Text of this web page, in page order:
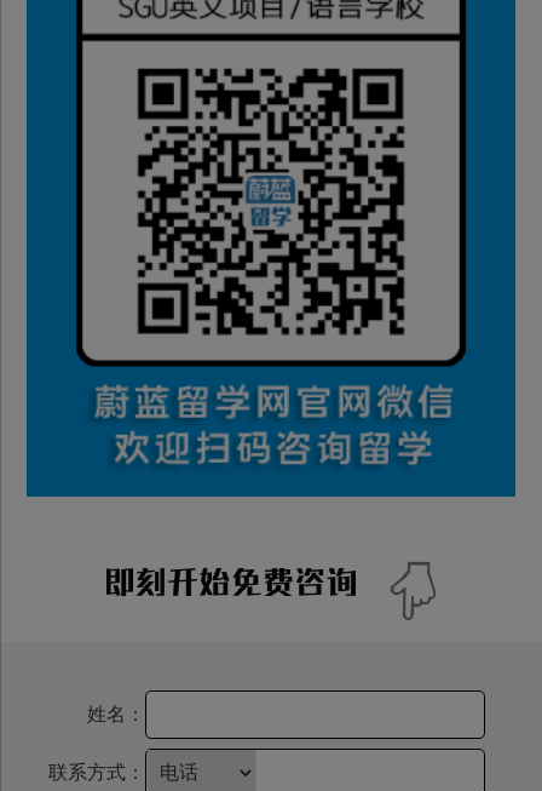
姓名：
联系方式：